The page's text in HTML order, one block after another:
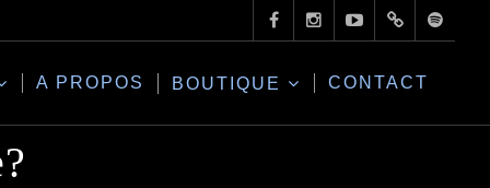
A PROPOS BOUTIQUE CONTACT